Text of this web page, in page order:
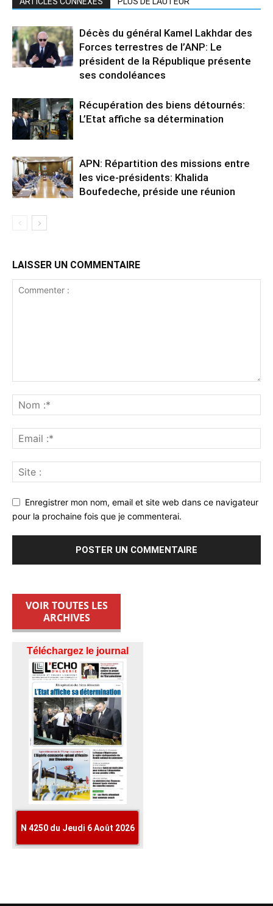
Décès du général Kamel Lakhdar des
Forces terrestres de l’ANP: Le
président de la République présente
ses condoléances
Récupération des biens détournés:
L’Etat affiche sa détermination
APN: Répartition des missions entre
les vice-présidents: Khalida
Boufedeche, préside une réunion
LAISSER UN COMMENTAIRE
Enregistrer mon nom, email et site web dans ce navigateur
pour la prochaine fois que je commenterai.
VOIR TOUTES LES
ARCHIVES